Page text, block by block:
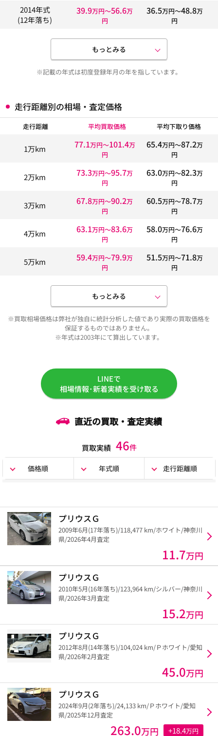
2014年式
(12年落ち)
39.9万円〜56.6万
円
36.5万円〜48.8万
円
もっとみる
※記載の年式は初度登録年月の年を指しています。
走行距離別の相場・査定価格
走行距離 平均買取価格 平均下取り価格
1万km 77.1万円〜101.4万
円
65.4万円〜87.2万
円
2万km 73.3万円〜95.7万
円
63.0万円〜82.3万
円
3万km 67.8万円〜90.2万
円
60.5万円〜78.7万
円
4万km 63.1万円〜83.6万
円
58.0万円〜76.6万
円
5万km 59.4万円〜79.9万
円
51.5万円〜71.8万
円
もっとみる
※買取相場価格は弊社が独自に統計分析した値であり実際の買取価格を
保証するものではありません。
※年式は2003年にて算出しています。
LINEで
相場情報･新着実績を受け取る
直近の買取・査定実績
買取実績 46件
価格順 年式順 走行距離順
プリウスＧ
2009年6月(17年落ち)/118,477 km/ホワイト/神奈川
県/2026年4月査定
11.7万円
プリウスＧ
2010年5月(16年落ち)/123,964 km/シルバー/神奈川
県/2026年3月査定
15.2万円
プリウスＧ
2012年8月(14年落ち)/104,024 km/Ｐホワイト/愛知
県/2026年2月査定
45.0万円
プリウスＧ
2024年9月(2年落ち)/24,133 km/Ｐホワイト/愛知
県/2025年12月査定
263.0万円 +18.4万円